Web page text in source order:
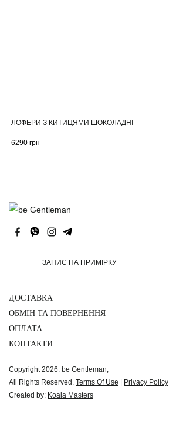
ЛОФЕРИ З КИТИЦЯМИ ШОКОЛАДНІ
6290 грн
ЗАПИС НА ПРИМІРКУ
Copyright 2026. be Gentleman,
All Rights Reserved. Terms Of Use | Privacy Policy
Created by: Koala Masters
ДОСТАВКА
ОБМІН ТА ПОВЕРНЕННЯ
ОПЛАТА
КОНТАКТИ